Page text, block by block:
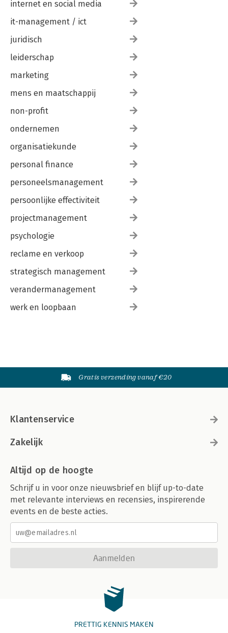
internet en social media
it-management / ict
juridisch
leiderschap
marketing
mens en maatschappij
non-profit
ondernemen
organisatiekunde
personal finance
personeelsmanagement
persoonlijke effectiviteit
projectmanagement
psychologie
reclame en verkoop
strategisch management
verandermanagement
werk en loopbaan
Gratis verzending vanaf €20
Klantenservice
Zakelijk
Altijd op de hoogte
Schrijf u in voor onze nieuwsbrief en blijf up-to-date
met relevante interviews en recensies, inspirerende
events en de beste acties.
Aanmelden
PRETTIG KENNIS MAKEN